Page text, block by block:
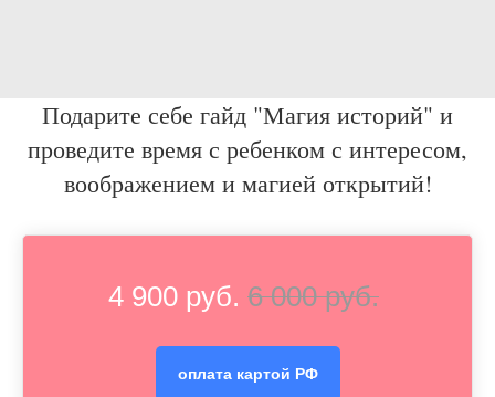
Подарите себе гайд "Магия историй" и
проведите время с ребенком с интересом,
воображением и магией открытий!
4 900 руб. 6 000 руб.
оплата картой РФ